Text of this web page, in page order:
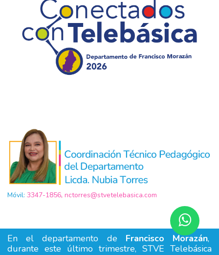
Móvil: 3347-1856, nctorres@stvetelebasica.com
En el departamento de Francisco Morazán,
durante este último trimestre, STVE Telebásica